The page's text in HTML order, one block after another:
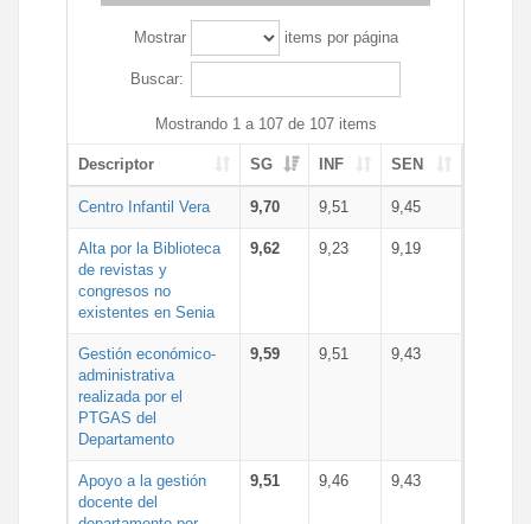
Mostrar items por página
Buscar:
Mostrando 1 a 107 de 107 items
Descriptor SG INF SEN
Centro Infantil Vera 9,70 9,51 9,45
Alta por la Biblioteca
de revistas y
congresos no
existentes en Senia
9,62 9,23 9,19
Gestión económico-
administrativa
realizada por el
PTGAS del
Departamento
9,59 9,51 9,43
Apoyo a la gestión
docente del
9,51 9,46 9,43